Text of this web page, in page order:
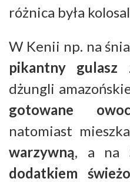
różnica była
W Kenii np. na
pikantny gulasz
dżungli
gotowane
natomiast
warzywną, a na
dodatkiem